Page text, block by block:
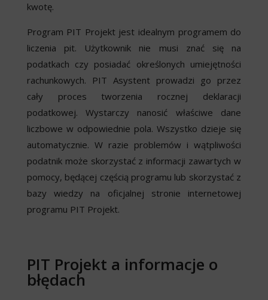
kwotę.
Program PIT Projekt jest idealnym programem do
liczenia pit. Użytkownik nie musi znać się na
podatkach czy posiadać określonych umiejętności
rachunkowych. PIT Asystent prowadzi go przez
cały proces tworzenia rocznej deklaracji
podatkowej. Wystarczy nanosić właściwe dane
liczbowe w odpowiednie pola. Wszystko dzieje się
automatycznie. W razie problemów i wątpliwości
podatnik może skorzystać z informacji zawartych w
pomocy, będącej częścią programu lub skorzystać z
bazy wiedzy na oficjalnej stronie internetowej
programu PIT Projekt.
PIT Projekt a informacje o
błędach